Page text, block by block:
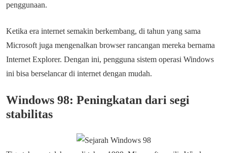
penggunaan.
Ketika era internet semakin berkembang, di tahun yang sama
Microsoft juga mengenalkan browser rancangan mereka bernama
Internet Explorer. Dengan ini, pengguna sistem operasi Windows
ini bisa berselancar di internet dengan mudah.
Windows 98: Peningkatan dari segi
stabilitas